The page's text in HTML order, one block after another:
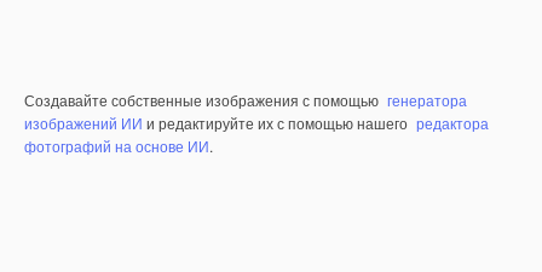
Создавайте собственные изображения с помощью генератора
изображений ИИ и редактируйте их с помощью нашего редактора
фотографий на основе ИИ.